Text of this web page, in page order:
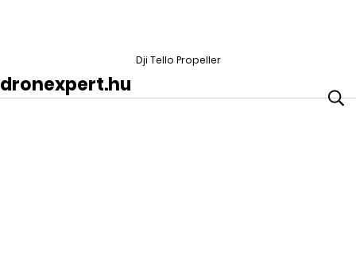
Dji Tello Propeller
dronexpert.hu